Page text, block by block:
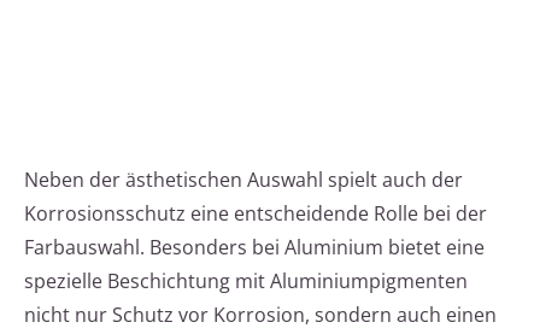
Neben der ästhetischen Auswahl spielt auch der
Korrosionsschutz eine entscheidende Rolle bei der
Farbauswahl. Besonders bei Aluminium bietet eine
spezielle Beschichtung mit Aluminiumpigmenten
nicht nur Schutz vor Korrosion, sondern auch einen